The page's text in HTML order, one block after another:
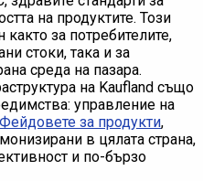
на продуктите. Този
за потребителите,
стоки, така и за
среда на пазара.
на Kaufland също
управление на
Фeйдовете за продукти,
в цялата страна,
и по-бързо